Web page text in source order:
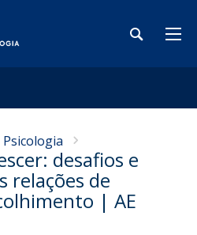
Psicologia
desafios e
relações de
| AE